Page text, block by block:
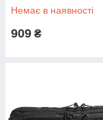
Немає в наявності
909 ₴